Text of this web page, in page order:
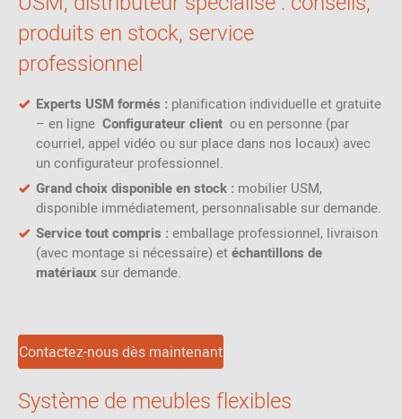
produits en stock, service
professionnel
Experts USM formés : planification individuelle et gratuite
– en ligne Configurateur client ou en personne (par
courriel, appel vidéo ou sur place dans nos locaux) avec
un configurateur professionnel.
Grand choix disponible en stock : mobilier USM,
disponible immédiatement, personnalisable sur demande.
Service tout compris : emballage professionnel, livraison
(avec montage si nécessaire) etéchantillons de
matériaux sur demande.
Contactez-nous dès maintenant
Système de meubles flexibles